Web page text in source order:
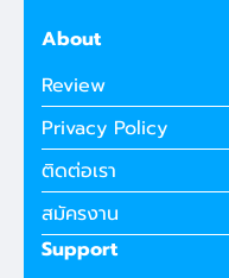
About
Review
Privacy Policy
ติดต่อเรา
สมัครงาน
Support